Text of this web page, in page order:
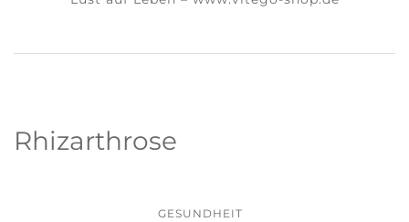
Rhizarthrose
GESUNDHEIT